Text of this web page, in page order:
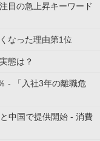
目の急上昇キーワード
なった理由第1位
態は？
- 「入社3年の離職危
中国で提供開始 - 消費